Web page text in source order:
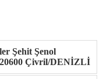
Şehit Şenol
Çivril/DENİZLİ